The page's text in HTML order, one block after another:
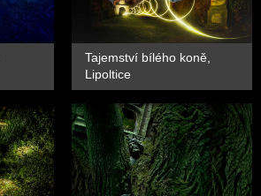
Tajemství bílého koně,
Lipoltice